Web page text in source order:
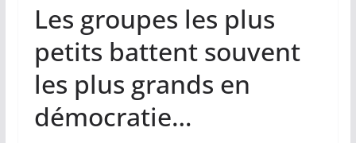
Les groupes les plus
petits battent souvent
les plus grands en
démocratie…